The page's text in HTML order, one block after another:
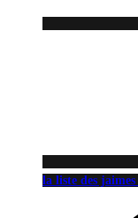
la liste des jaimes